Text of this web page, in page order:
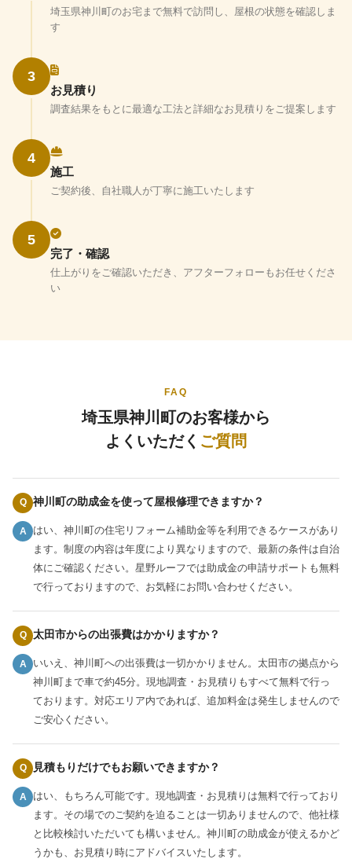
埼玉県神川町のお宅まで無料で訪問し、屋根の状態を確認しま
す
3
お見積り
調査結果をもとに最適な工法と詳細なお見積りをご提案します
4
施工
ご契約後、自社職人が丁寧に施工いたします
5
完了・確認
仕上がりをご確認いただき、アフターフォローもお任せくださ
い
FAQ
埼玉県神川町のお客様から
よくいただく ご質問
Q 神川町の助成金を使って屋根修理できますか？
A
はい、神川町の住宅リフォーム補助金等を利用できるケースがあり
ます。制度の内容は年度により異なりますので、最新の条件は自治
体にご確認ください。星野ルーフでは助成金の申請サポートも無料
で行っておりますので、お気軽にお問い合わせください。
Q 太田市からの出張費はかかりますか？
A
いいえ、神川町への出張費は一切かかりません。太田市の拠点から
神川町まで車で約45分。現地調査・お見積りもすべて無料で行っ
ております。対応エリア内であれば、追加料金は発生しませんので
ご安心ください。
Q 見積もりだけでもお願いできますか？
A
はい、もちろん可能です。現地調査・お見積りは無料で行っており
ます。その場でのご契約を迫ることは一切ありませんので、他社様
と比較検討いただいても構いません。神川町の助成金が使えるかど
うかも、お見積り時にアドバイスいたします。